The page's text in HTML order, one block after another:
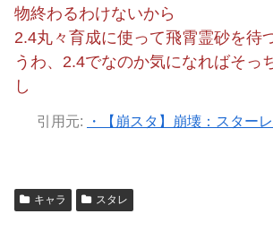
物終わるわけないから
2.4丸々育成に使って飛霄霊砂を待
うわ、2.4でなのか気になればそっ
し
引用元:
・【崩スタ】崩壊：スター
キャラ スタレ